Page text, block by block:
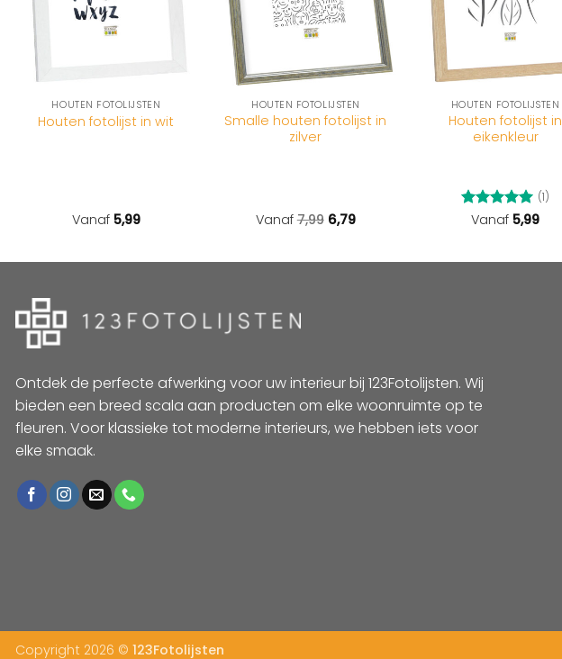
HOUTEN FOTOLIJSTEN
Houten fotolijst in wit
Vanaf 5,99
HOUTEN FOTOLIJSTEN
Smalle houten fotolijst in
zilver
Vanaf7,99 6,79
HOUTEN FOTOLIJSTEN
Houten fotolijst in
eikenkleur
Gewaardeerd
(1)
Vanaf 5,99
Ontdek de perfecte afwerking voor uw interieur bij 123Fotolijsten. Wij
bieden een breed scala aan producten om elke woonruimte op te
fleuren. Voor klassieke tot moderne interieurs, we hebben iets voor
elke smaak.
Copyright 2026 © 123Fotolijsten